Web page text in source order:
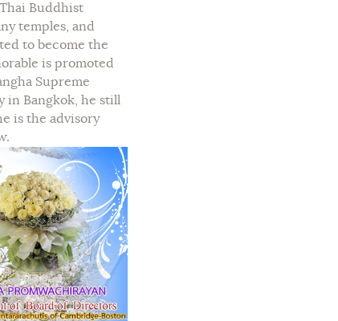
Buddhist
temples, and
to become the
is promoted
Supreme
in Bangkok, he still
is the advisory